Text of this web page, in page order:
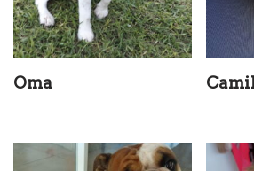
Oma